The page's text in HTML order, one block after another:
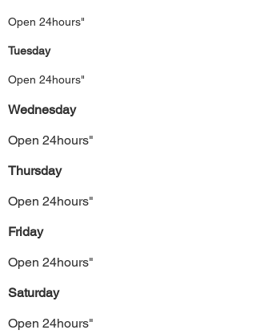
Open 24hours"
Tuesday
Open 24hours"
Wednesday
Open 24hours"
Thursday
Open 24hours"
Friday
Open 24hours"
Saturday
Open 24hours"